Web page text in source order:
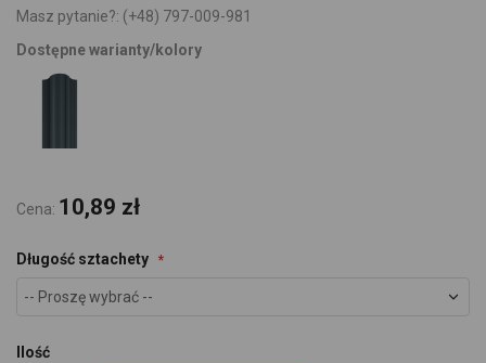
Masz pytanie?: (+48) 797-009-981
Dostępne warianty/kolory
Cena: 10,89 zł
Długość sztachety
Ilość